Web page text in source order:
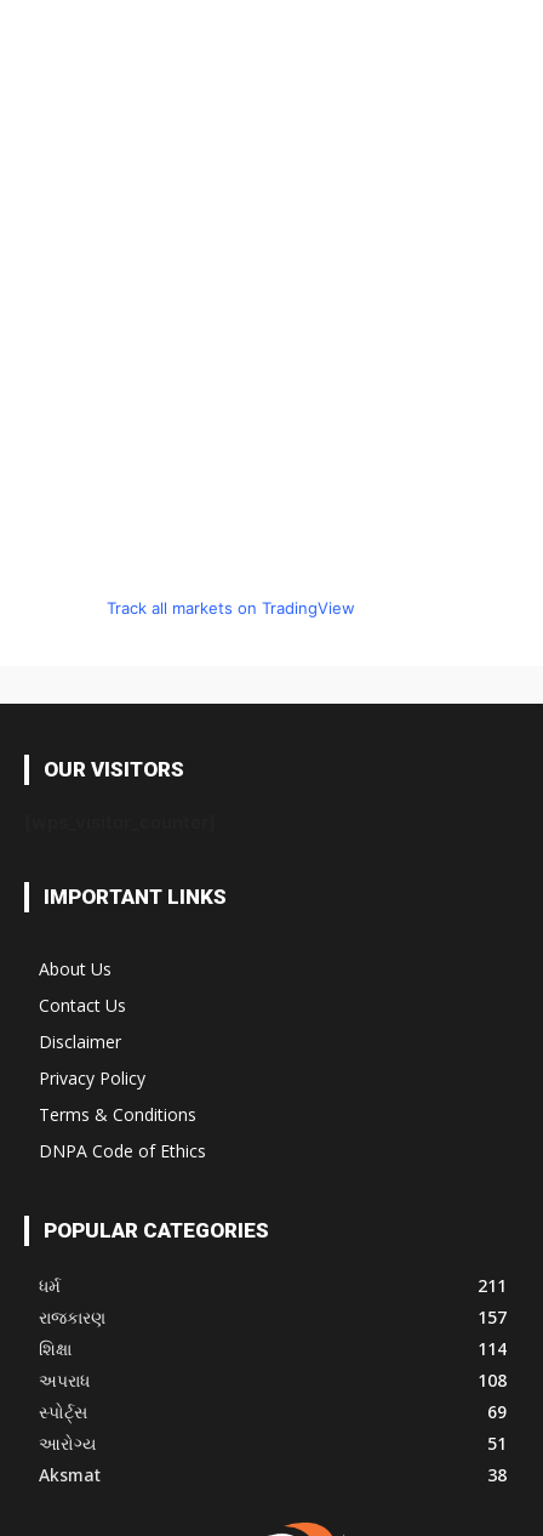
Track all markets on TradingView
OUR VISITORS
IMPORTANT LINKS
About Us
Contact Us
Disclaimer
Privacy Policy
Terms & Conditions
DNPA Code of Ethics
POPULAR CATEGORIES
ધર્મ
211
રાજકારણ
157
શિક્ષા
114
અપરાધ
108
સ્પોર્ટ્સ
69
આરોગ્ય
51
Aksmat
38